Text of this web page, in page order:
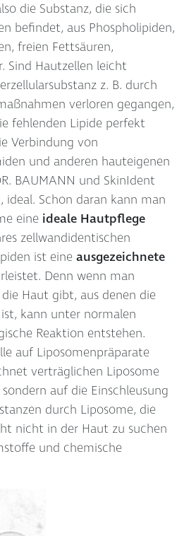
die Substanz, die sich
befindet, aus Phospholipiden,
freien Fettsäuren,
Sind Hautzellen leicht
z. B. durch
verloren gegangen,
fehlenden Lipide perfekt
Verbindung von
und anderen hauteigenen
BAUMANN und SkinIdent
Schon daran kann man
eine ideale Hautpflege
zellwandidentischen
ist eine ausgezeichnete
Denn wenn man
Haut gibt, aus denen die
kann unter normalen
Reaktion entstehen.
auf Liposomenpräparate
verträglichen Liposome
auf die Einschleusung
durch Liposome, die
nicht in der Haut zu suchen
und chemische